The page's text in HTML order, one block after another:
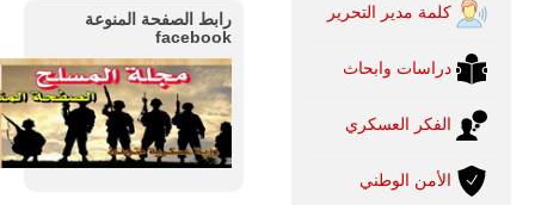
كلمة مدير التحرير
دراسات وابحاث
الفكر العسكري
الأمن الوطني
رابط الصفحة المنوعة
facebook